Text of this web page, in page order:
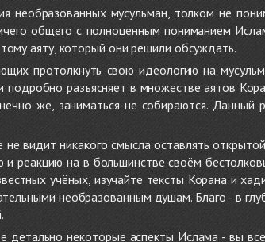
необразованных мусульман, толком не
общего с полноценным пониманием
аяту, который они решили обсуждать.
протолкнуть свою идеологию на
подробно разъясняет в множестве аятов
же, заниматься не собираются. Данный
видит никакого смысла оставлять
реакцию на в большинстве своём
учёных, изучайте тексты Корана и
необразованным душам. Благо - в
детально некоторые аспекты Ислама - вы